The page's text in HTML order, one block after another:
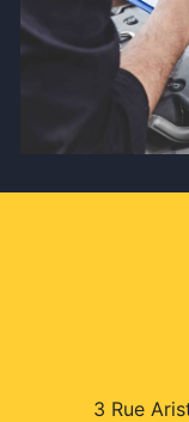
3 Rue